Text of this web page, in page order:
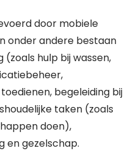
door mobiele
onder andere bestaan
hulp bij wassen,
begeleiding bij
taken (zoals
doen),
en gezelschap.